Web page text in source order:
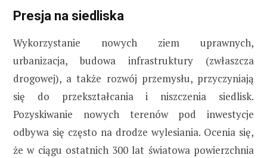
Presja na siedliska
Wykorzystanie nowych ziem uprawnych,
urbanizacja, budowa infrastruktury (zwłaszcza
drogowej), a także rozwój przemysłu, przyczyniają
się do przekształcania i niszczenia siedlisk.
Pozyskiwanie nowych terenów pod inwestycje
odbywa się często na drodze wylesiania. Ocenia się,
że w ciągu ostatnich 300 lat światowa powierzchnia